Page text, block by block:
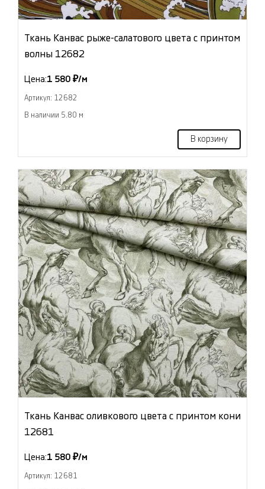
Ткань Канвас рыже-салатового цвета с принтом
волны 12682
Цена:1 580 ₽/м
Артикул: 12682
В наличии 5.80 м
В корзину
Ткань Канвас оливкового цвета с принтом кони
12681
Цена:1 580 ₽/м
Артикул: 12681